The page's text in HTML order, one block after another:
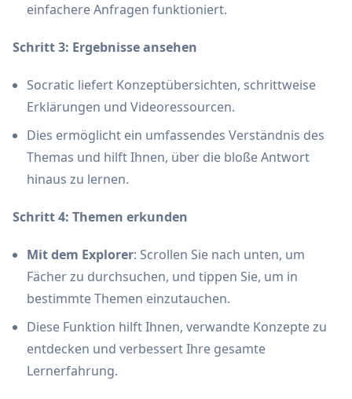
einfachere Anfragen funktioniert.
Schritt 3: Ergebnisse ansehen
Socratic liefert Konzeptübersichten, schrittweise
Erklärungen und Videoressourcen.
Dies ermöglicht ein umfassendes Verständnis des
Themas und hilft Ihnen, über die bloße Antwort
hinaus zu lernen.
Schritt 4: Themen erkunden
Mit dem Explorer: Scrollen Sie nach unten, um
Fächer zu durchsuchen, und tippen Sie, um in
bestimmte Themen einzutauchen.
Diese Funktion hilft Ihnen, verwandte Konzepte zu
entdecken und verbessert Ihre gesamte
Lernerfahrung.